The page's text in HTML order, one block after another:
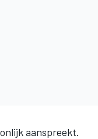
aanspreekt.